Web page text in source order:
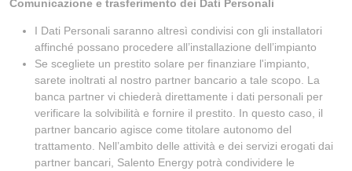
Comunicazione e trasferimento dei Dati Personali
I Dati Personali saranno altresì condivisi con gli installatori
affinché possano procedere all’installazione dell’impianto
Se scegliete un prestito solare per finanziare l'impianto,
sarete inoltrati al nostro partner bancario a tale scopo. La
banca partner vi chiederà direttamente i dati personali per
verificare la solvibilità e fornire il prestito. In questo caso, il
partner bancario agisce come titolare autonomo del
trattamento. Nell’ambito delle attività e dei servizi erogati dai
partner bancari, Salento Energy potrà condividere le